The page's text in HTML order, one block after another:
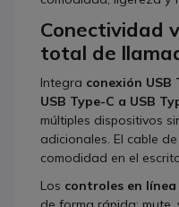
Conectividad
total de
Integra conexión USB
USB Type-C a USB
múltiples dispositivos
adicionales. El cable de
comodidad en el
Los controles en línea